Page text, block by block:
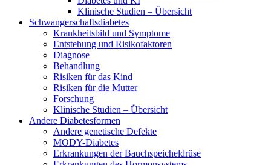
Klinische Studien – Übersicht
Schwangerschaftsdiabetes
Krankheitsbild und Symptome
Entstehung und Risikofaktoren
Diagnose
Behandlung
Risiken für das Kind
Risiken für die Mutter
Forschung
Klinische Studien – Übersicht
Andere Diabetesformen
Andere genetische Defekte
MODY-Diabetes
Erkrankungen der Bauchspeicheldrüse